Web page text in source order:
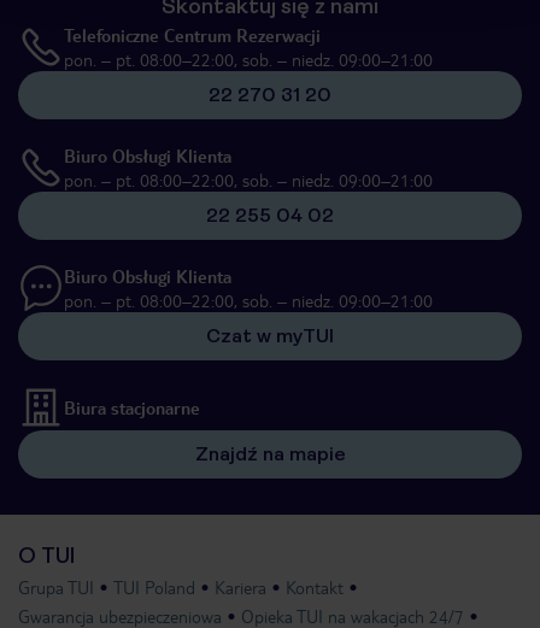
Skontaktuj się z nami
Telefoniczne Centrum Rezerwacji
pon. – pt. 08:00–22:00, sob. – niedz. 09:00–21:00
22 270 31 20
Biuro Obsługi Klienta
pon. – pt. 08:00–22:00, sob. – niedz. 09:00–21:00
22 255 04 02
Biuro Obsługi Klienta
pon. – pt. 08:00–22:00, sob. – niedz. 09:00–21:00
Czat w myTUI
Biura stacjonarne
Znajdź na mapie
O TUI
Grupa TUI TUI Poland Kariera
Kontakt
Gwarancja ubezpieczeniowa
Opieka TUI na wakacjach 24/7